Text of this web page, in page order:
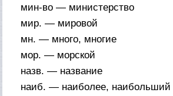
мин-во — министерство
мир. — мировой
мн. — много, многие
мор. — морской
назв. — название
наиб. — наиболее, наибольший